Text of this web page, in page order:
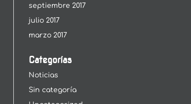
septiembre 2017
julio 2017
marzo 2017
Categorías
Noticias
Sin categoría